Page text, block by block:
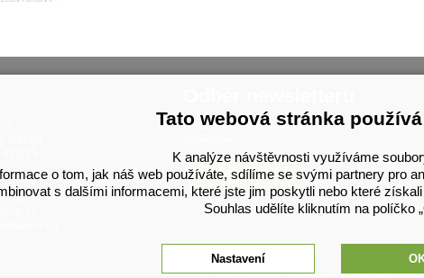
Nezmeškejte novinky z kariérového
Přihlásit se k odběru
Tato webová stránka
K analýze návštěvnosti využíváme
o tom, jak náš web používáte, sdílíme se svými partnery pro
s dalšími informacemi, které jste jim poskytli nebo které
Souhlas udělíte kliknutím na políčko
Nastavení